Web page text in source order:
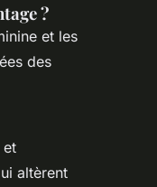
?
et les
des
et
altèrent